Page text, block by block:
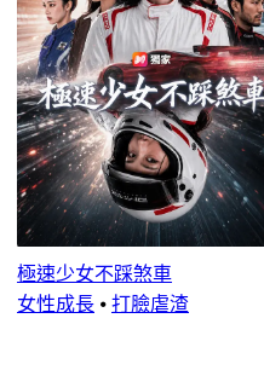
極速少女不踩煞車
女性成長 ⦁ 打臉虐渣